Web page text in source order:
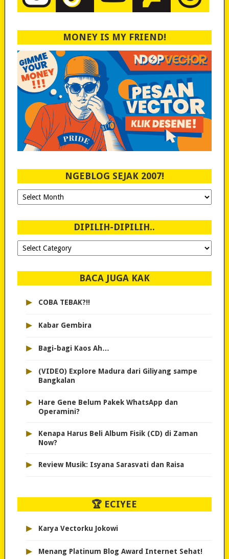
MONEY IS MY FRIEND!
NGEBLOG SEJAK 2007!
Ngeblog
Sejak
DIPILIH-DIPILIH..
Dipilih-
dipilih..
BACA JUGA KAK
▸ COBA TEBAK?!!
▸ Kabar Gembira
▸ Bagi-bagi Kaos Ah…
▸
(VIDEO) Explore Madura dari Giliyang sampe
Bangkalan
▸
Hare Gene Belum Pakek WhatsApp dan
Operamini?
▸
Kenapa Harus Beli Album Fisik (CD) di Zaman
Now?
▸ Review Musik: Isyana Sarasvati dan Raisa
🏆 ECIYEE
▸ Karya Vectorku Jokowi
▸ Menang Platinum Blog Award Internet Sehat!